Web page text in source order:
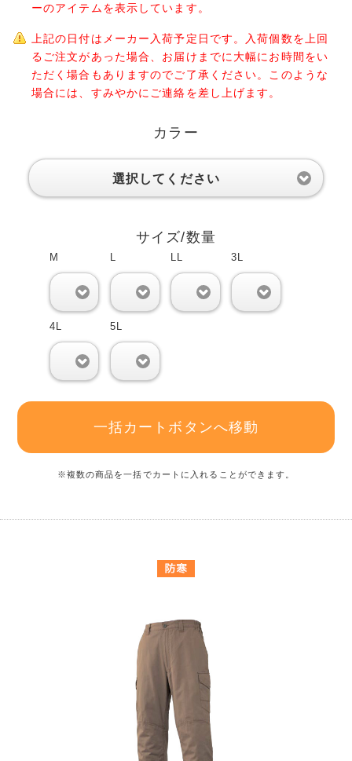
ーのアイテムを表示しています。
上記の日付はメーカー入荷予定日です。入荷個数を上回
るご注文があった場合、お届けまでに大幅にお時間をい
ただく場合もありますのでご了承ください。このような
場合には、すみやかにご連絡を差し上げます。
カラー
選択してください
サイズ/数量
M L LL 3L
4L 5L
一括カートボタンへ移動
※複数の商品を一括でカートに入れることができます。